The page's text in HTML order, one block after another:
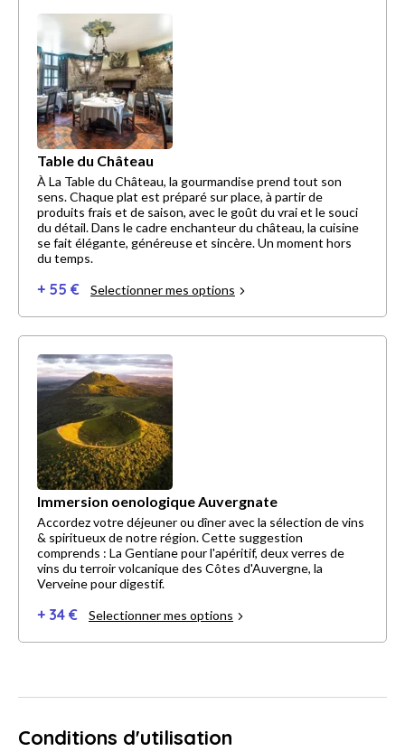
Table du Château
À La Table du Château, la gourmandise prend tout son
sens. Chaque plat est préparé sur place, à partir de
produits frais et de saison, avec le goût du vrai et le souci
du détail. Dans le cadre enchanteur du château, la cuisine
se fait élégante, généreuse et sincère. Un moment hors
du temps.
+ 55 € Selectionner mes options
Immersion oenologique Auvergnate
Accordez votre déjeuner ou dîner avec la sélection de vins
& spiritueux de notre région. Cette suggestion
comprends : La Gentiane pour l'apéritif, deux verres de
vins du terroir volcanique des Côtes d'Auvergne, la
Verveine pour digestif.
+ 34 € Selectionner mes options
Conditions d'utilisation